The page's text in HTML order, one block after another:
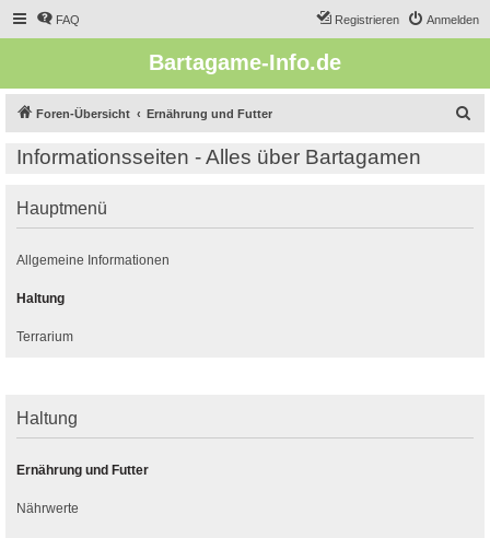
FAQ Anmelden
Registrieren
Bartagame-Info.de
Foren-Übersicht Ernährung und Futter
Informationsseiten - Alles über Bartagamen
Hauptmenü
Allgemeine Informationen
Haltung
Terrarium
Haltung
Ernährung und Futter
Nährwerte